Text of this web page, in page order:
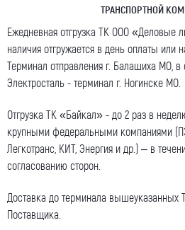
ТРАНСПОРТНОЙ
Ежедневная отгрузка ТК ООО «Деловые
наличия отгружается в день оплаты или
Терминал отправления г. Балашиха МО, в
Электросталь - терминал г. Ногинске МО.
Отгрузка ТК «Байкал» - до 2 раз в
крупными федеральными компаниями
Легкотранс, КИТ, Энергия и др.) – в
согласованию сторон.
Доставка до терминала вышеуказанных
Поставщика.